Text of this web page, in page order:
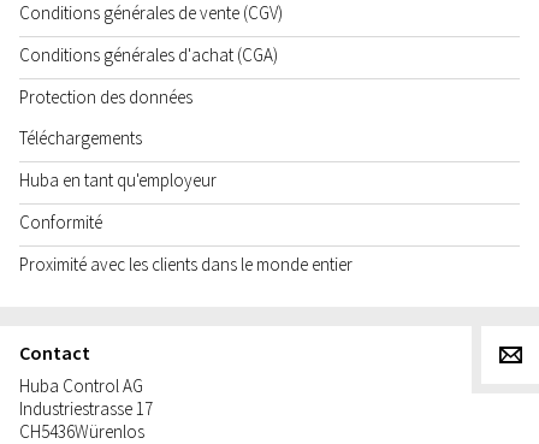
Conditions générales de vente (CGV)
Conditions générales d'achat (CGA)
Protection des données
Téléchargements
Huba en tant qu'employeur
Conformité
Proximité avec les clients dans le monde entier
Contact
Huba Control AG
Industriestrasse 17
CH5436Würenlos
g